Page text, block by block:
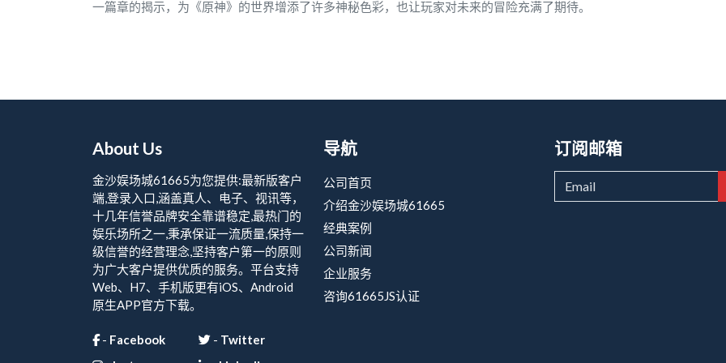
一篇章的揭示，为《原神》的世界增添了许多神秘色彩，也让玩家对未来的冒险充满了期待。
About Us
金沙娱场城61665为您提供:最新版客户
端,登录入口,涵盖真人、电子、视讯等，
十几年信誉品牌安全靠谱稳定,最热门的
娱乐场所之一,秉承保证一流质量,保持一
级信誉的经营理念,坚持客户第一的原则
为广大客户提供优质的服务。平台支持
Web、H7、手机版更有iOS、Android
原生APP官方下载。
- Facebook - Twitter
导航
公司首页
介绍金沙娱场城61665
经典案例
公司新闻
企业服务
咨询61665JS认证
订阅邮箱